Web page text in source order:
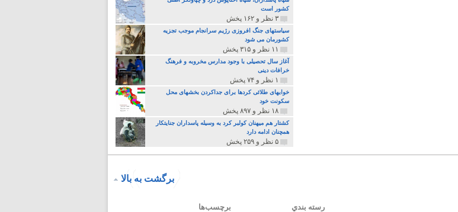
کشور است
۳ نظر و ۱۶۲ پخش
سیاستهای جنگ افروزی رژیم سرانجام موجب تجزیه
کشورمان می شود
۱۱ نظر و ۳۱۵ پخش
آغاز سال تحصیلی با وجود مدارس مخروبه و فرهنگ
خرافات دینی
۱ نظر و ۷۴ پخش
خوابهای طلائی کردها برای جداکردن بخشهای محل
سکونت خود
۱۸ نظر و ۸۹۷ پخش
کشتار هم میهنان کولبر کرد به وسیله پاسداران جنایتکار
همچنان ادامه دارد
۵ نظر و ۲۵۹ پخش
برگشت به بالا
رسته بندي برچسب‌ها